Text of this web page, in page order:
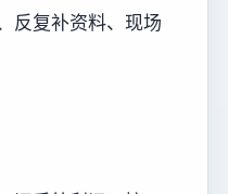
反复补资料、现场